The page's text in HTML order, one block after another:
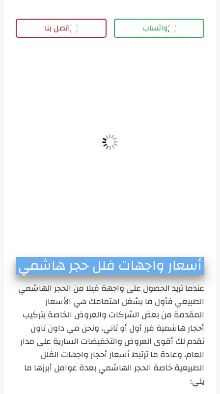
واتساب اتصل بنا
أسعار واجهات فلل حجر هاشمي
عندما تريد الحصول على واجهة فيلا من الحجر الهاشمي
الطبيعي فأول ما يشغل اهتمامك هي الأسعار
المقدمة من بعض الشركات والعروض الخاصة بتركيب
أحجار هاشمية فرز أول أو ثاني، ونحن في داون تاون
نقدم لك أقوى العروض والتخفيضات السارية على مدار
العام، وعادة ما ترتبط أسعار أحجار واجهات الفلل
الطبيعية خاصة الحجر الهاشمي بعدة عوامل أبرزها ما
يلي: